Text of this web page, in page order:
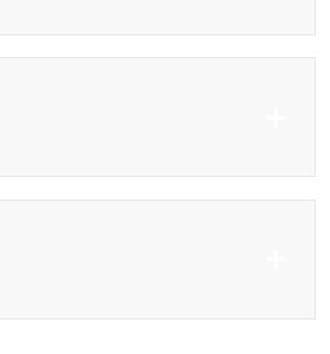
ックハイビ